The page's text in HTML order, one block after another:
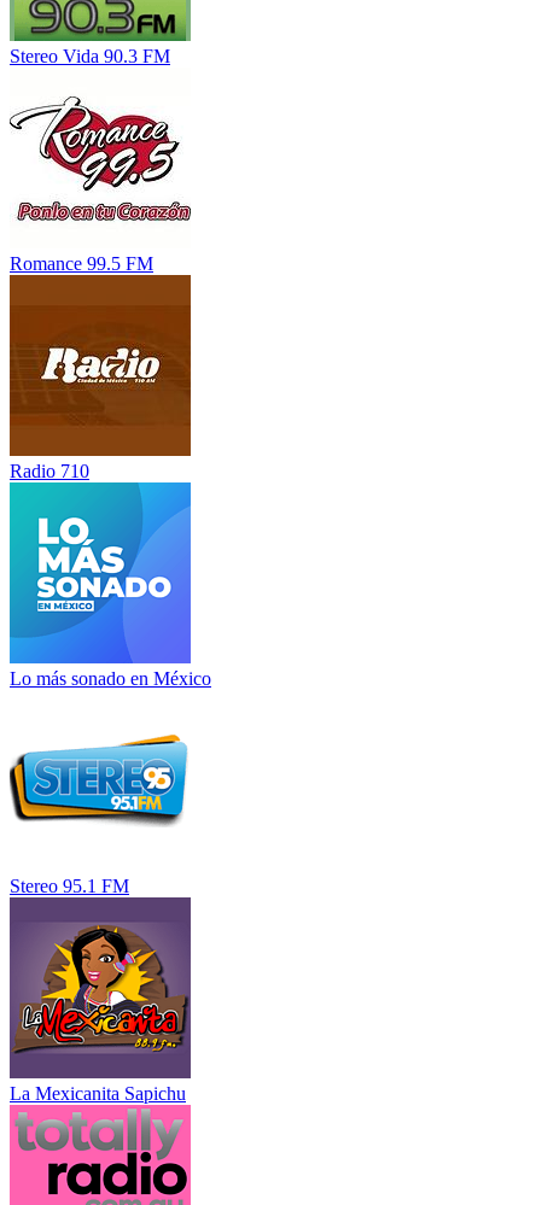
Stereo Vida 90.3 FM
Romance 99.5 FM
Radio 710
Lo más sonado en México
Stereo 95.1 FM
La Mexicanita Sapichu